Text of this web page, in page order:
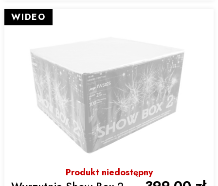
Produkt niedostępny
WIDEO